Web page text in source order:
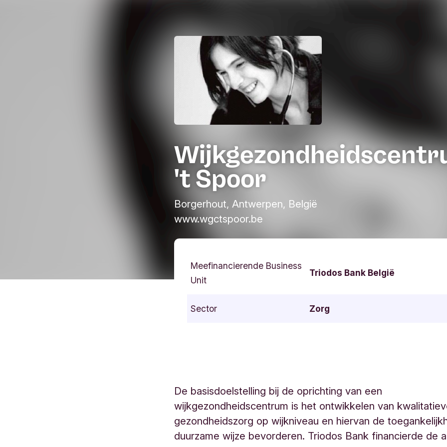
't Spoor
Borgerhout, Antwerpen, België
www.wgctspoor.be
Meefinancierende Business
Unit
Triodos Bank België
Sector Zorg
De basisdoelstelling bij de oprichting van een
wijkgezondheidscentrum is het ontwikkelen van
gezondheidszorg op wijkniveau en hiervan de
duurzame wijze bevorderen. Triodos Bank financierde de